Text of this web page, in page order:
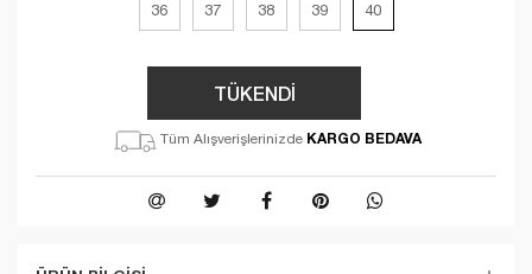
36 37 38 39 40
TÜKENDİ
Tüm Alışverişlerinizde KARGO BEDAVA